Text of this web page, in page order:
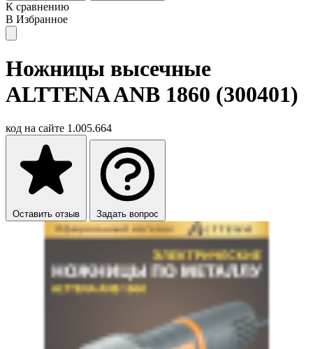
К сравнению
В Избранное
Ножницы высечные
ALTTENA ANB 1860 (300401)
код на сайте 1.005.664
Оставить отзыв Задать вопрос